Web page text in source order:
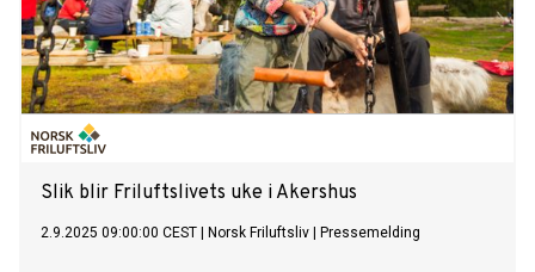
Slik blir Friluftslivets uke i Akershus
2.9.2025 09:00:00 CEST Norsk Friluftsliv Pressemelding